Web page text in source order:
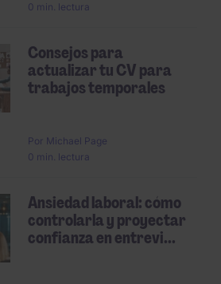
0 min. lectura
Consejos para
actualizar tu CV para
trabajos temporales
Por Michael Page
0 min. lectura
Ansiedad laboral: cómo
controlarla y proyectar
confianza en entrevi...